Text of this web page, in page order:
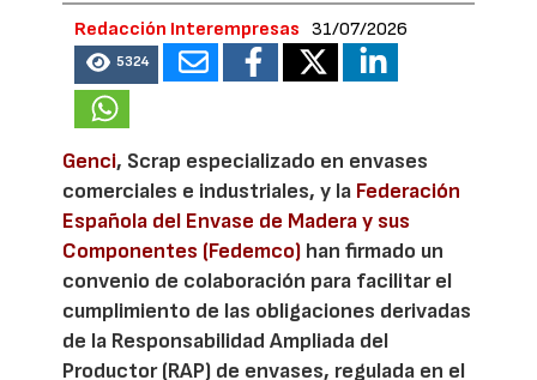
Redacción Interempresas 31/07/2026
5324
Genci, Scrap especializado en envases
comerciales e industriales, y la Federación
Española del Envase de Madera y sus
Componentes (Fedemco) han firmado un
convenio de colaboración para facilitar el
cumplimiento de las obligaciones derivadas
de la Responsabilidad Ampliada del
Productor (RAP) de envases, regulada en el